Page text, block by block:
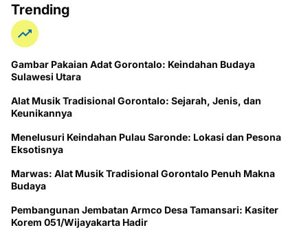
Trending
Gambar Pakaian Adat Gorontalo: Keindahan Budaya
Sulawesi Utara
Alat Musik Tradisional Gorontalo: Sejarah, Jenis, dan
Keunikannya
Menelusuri Keindahan Pulau Saronde: Lokasi dan Pesona
Eksotisnya
Marwas: Alat Musik Tradisional Gorontalo Penuh Makna
Budaya
Pembangunan Jembatan Armco Desa Tamansari: Kasiter
Korem 051/Wijayakarta Hadir